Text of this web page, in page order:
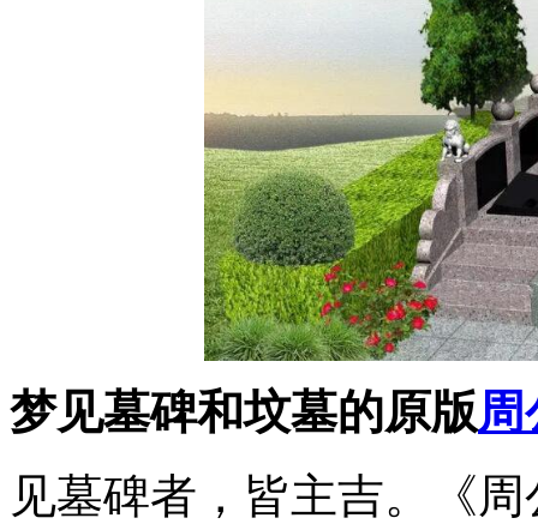
梦见墓碑和坟墓的原版周
见墓碑者，皆主吉。《